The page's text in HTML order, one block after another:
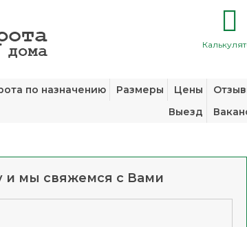
по назначению Размеры Цены
Выезд
и мы свяжемся с Вами